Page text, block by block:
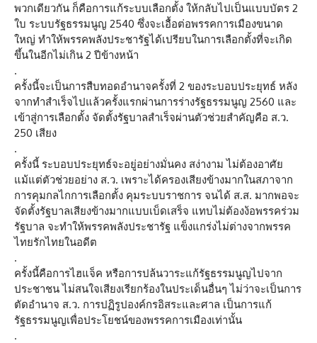
พวกเดียวกัน ก็คือการแก้ระบบเลือกตั้ง ให้กลับไปเป็นแบบบัตร 2
ใบ ระบบรัฐธรรมนูญ 2540 ซึ่งจะเอื้อต่อพรรคการเมืองขนาด
ใหญ่ ทำให้พรรคพลังประชารัฐได้เปรียบในการเลือกตั้งที่จะเกิด
ขึ้นในอีกไม่เกิน 2 ปีข้างหน้า
.
ครั้งนี้จะเป็นการสืบทอดอำนาจครั้งที่ 2 ของระบอบประยุทธ์ หลัง
จากทำสำเร็จไปแล้วครั้งแรกผ่านการร่างรัฐธรรมนูญ 2560 และ
เข้าสู่การเลือกตั้ง จัดตั้งรัฐบาลสำเร็จผ่านตัวช่วยสำคัญคือ ส.ว.
250 เสียง
.
ครั้งนี้ ระบอบประยุทธ์จะอยู่อย่างมั่นคง สง่างาม ไม่ต้องอาศัย
แม้แต่ตัวช่วยอย่าง ส.ว. เพราะได้ครองเสียงข้างมากในสภาจาก
การคุมกลไกการเลือกตั้ง คุมระบบราชการ จนได้ ส.ส. มากพอจะ
จัดตั้งรัฐบาลเสียงข้างมากแบบเบ็ดเสร็จ แทบไม่ต้องง้อพรรคร่วม
รัฐบาล จะทำให้พรรคพลังประชารัฐ แข็งแกร่งไม่ต่างจากพรรค
ไทยรักไทยในอดีต
.
ครั้งนี้คือการไฮแจ็ค หรือการปล้นวาระแก้รัฐธรรมนูญไปจาก
ประชาชน ไม่สนใจเสียงเรียกร้องในประเด็นอื่นๆ ไม่ว่าจะเป็นการ
ตัดอำนาจ ส.ว. การปฏิรูปองค์กรอิสระและศาล เป็นการแก้
รัฐธรรมนูญเพื่อประโยชน์ของพรรคการเมืองเท่านั้น
.